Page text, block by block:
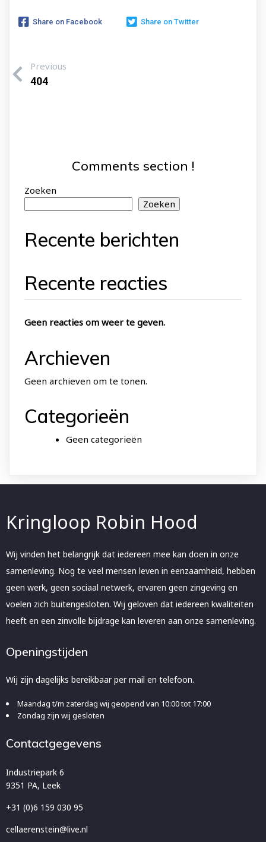
Share on Facebook Share on Twitter
Previous
404
Comments section !
Zoeken
Zoeken
Recente berichten
Recente reacties
Geen reacties om weer te geven.
Archieven
Geen archieven om te tonen.
Categorieën
Geen categorieën
Kringloop Robin Hood
Wij vinden het belangrijk dat iedereen mee kan doen in onze
samenleving. Nog te veel mensen leven in eenzaamheid, hebben
geen werk, geen sociaal netwerk, ervaren geen zingeving en
voelen zich buitengesloten. Wij geloven dat iedereen kwaliteiten
heeft en een zinvolle bijdrage kan leveren aan onze samenleving.
Openingstijden
Wij zijn dagelijks bereikbaar per mail en telefoon.
Maandag t/m zaterdag wij geopend van 10:00 tot 17:00
Zondag zijn wij gesloten
Contactgegevens
Industriepark 6
9351 PA, Leek
+31 (0)6 159 030 95
cellaerenstein@live.nl